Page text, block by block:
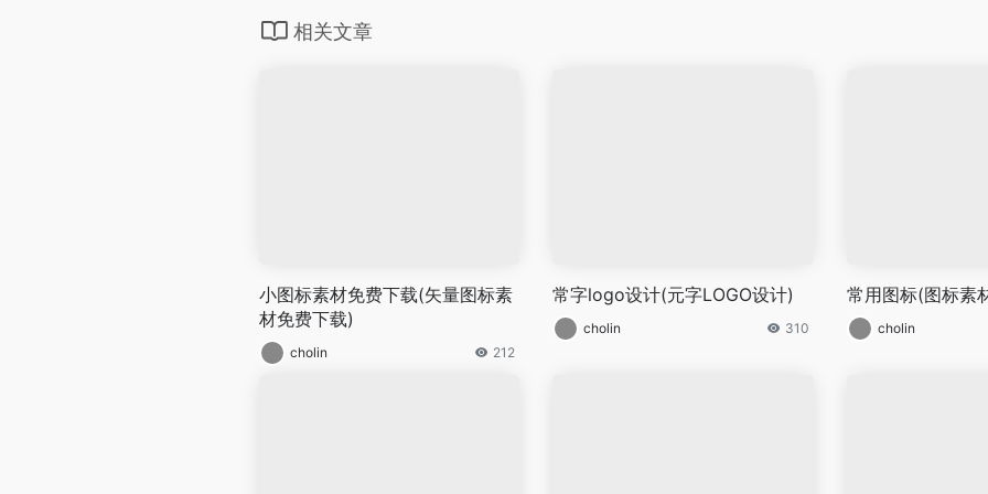
相关文章
小图标素材免费下载(矢量图标素
材免费下载)
cholin 212
常字logo设计(元字LOGO设计)
cholin 310
常用图标(图标素
cholin